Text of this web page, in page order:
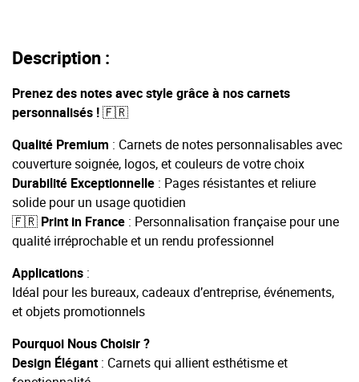
Description :
Prenez des notes avec style grâce à nos carnets
personnalisés !🇫🇷
Qualité Premium : Carnets de notes personnalisables avec
couverture soignée, logos, et couleurs de votre choix
Durabilité Exceptionnelle : Pages résistantes et reliure
solide pour un usage quotidien
🇫🇷 Print in France : Personnalisation française pour une
qualité irréprochable et un rendu professionnel
Applications :
Idéal pour les bureaux, cadeaux d’entreprise, événements,
et objets promotionnels
Pourquoi Nous Choisir ?
Design Élégant: Carnets qui allient esthétisme et